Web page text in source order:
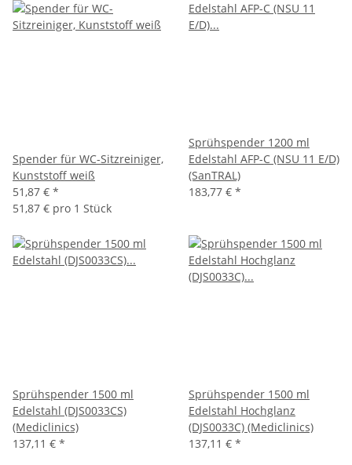
Spender für WC-Sitzreiniger,
Kunststoff weiß
51,87 € *
51,87 € pro 1 Stück
Sprühspender 1200 ml
Edelstahl AFP-C (NSU 11 E/D)
(SanTRAL)
183,77 € *
Sprühspender 1500 ml
Edelstahl (DJS0033CS)
(Mediclinics)
137,11 € *
Sprühspender 1500 ml
Edelstahl Hochglanz
(DJS0033C) (Mediclinics)
137,11 € *